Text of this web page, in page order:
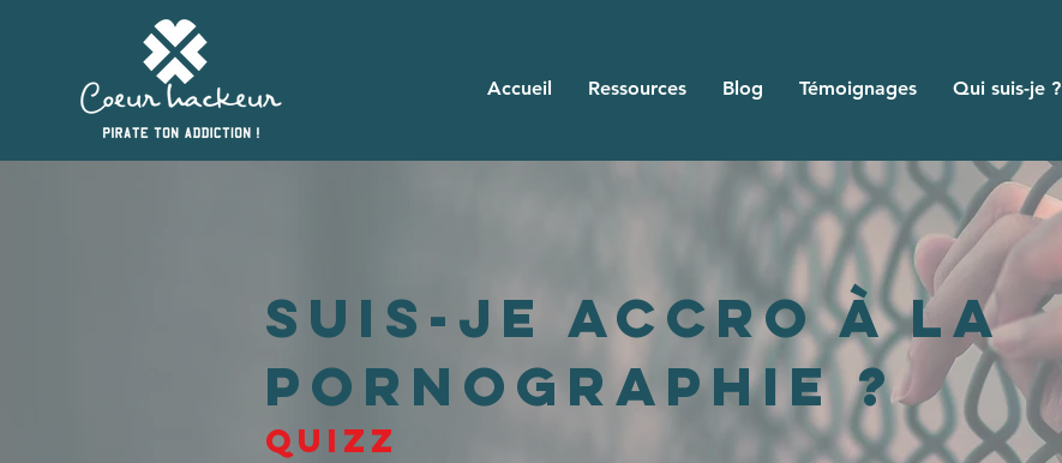
Accueil Ressources Blog Témoignages Qui suis-je ?
Suis-je accro à la
pornographie ?
QUIZZ